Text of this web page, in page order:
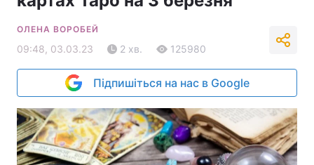
ОЛЕНА ВОРОБЕЙ
09:48, 03.03.23 2 хв. 125980
Підпишіться на нас в Google